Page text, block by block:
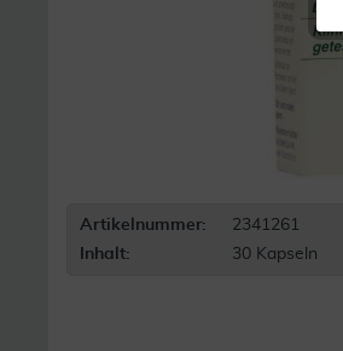
Artikelnummer: 2341261
Inhalt:
30 Kapseln